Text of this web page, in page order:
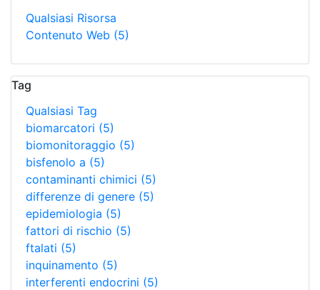
Qualsiasi Risorsa
Contenuto Web (5)
Tag
Qualsiasi Tag
biomarcatori (5)
biomonitoraggio (5)
bisfenolo a (5)
contaminanti chimici (5)
differenze di genere (5)
epidemiologia (5)
fattori di rischio (5)
ftalati (5)
inquinamento (5)
interferenti endocrini (5)